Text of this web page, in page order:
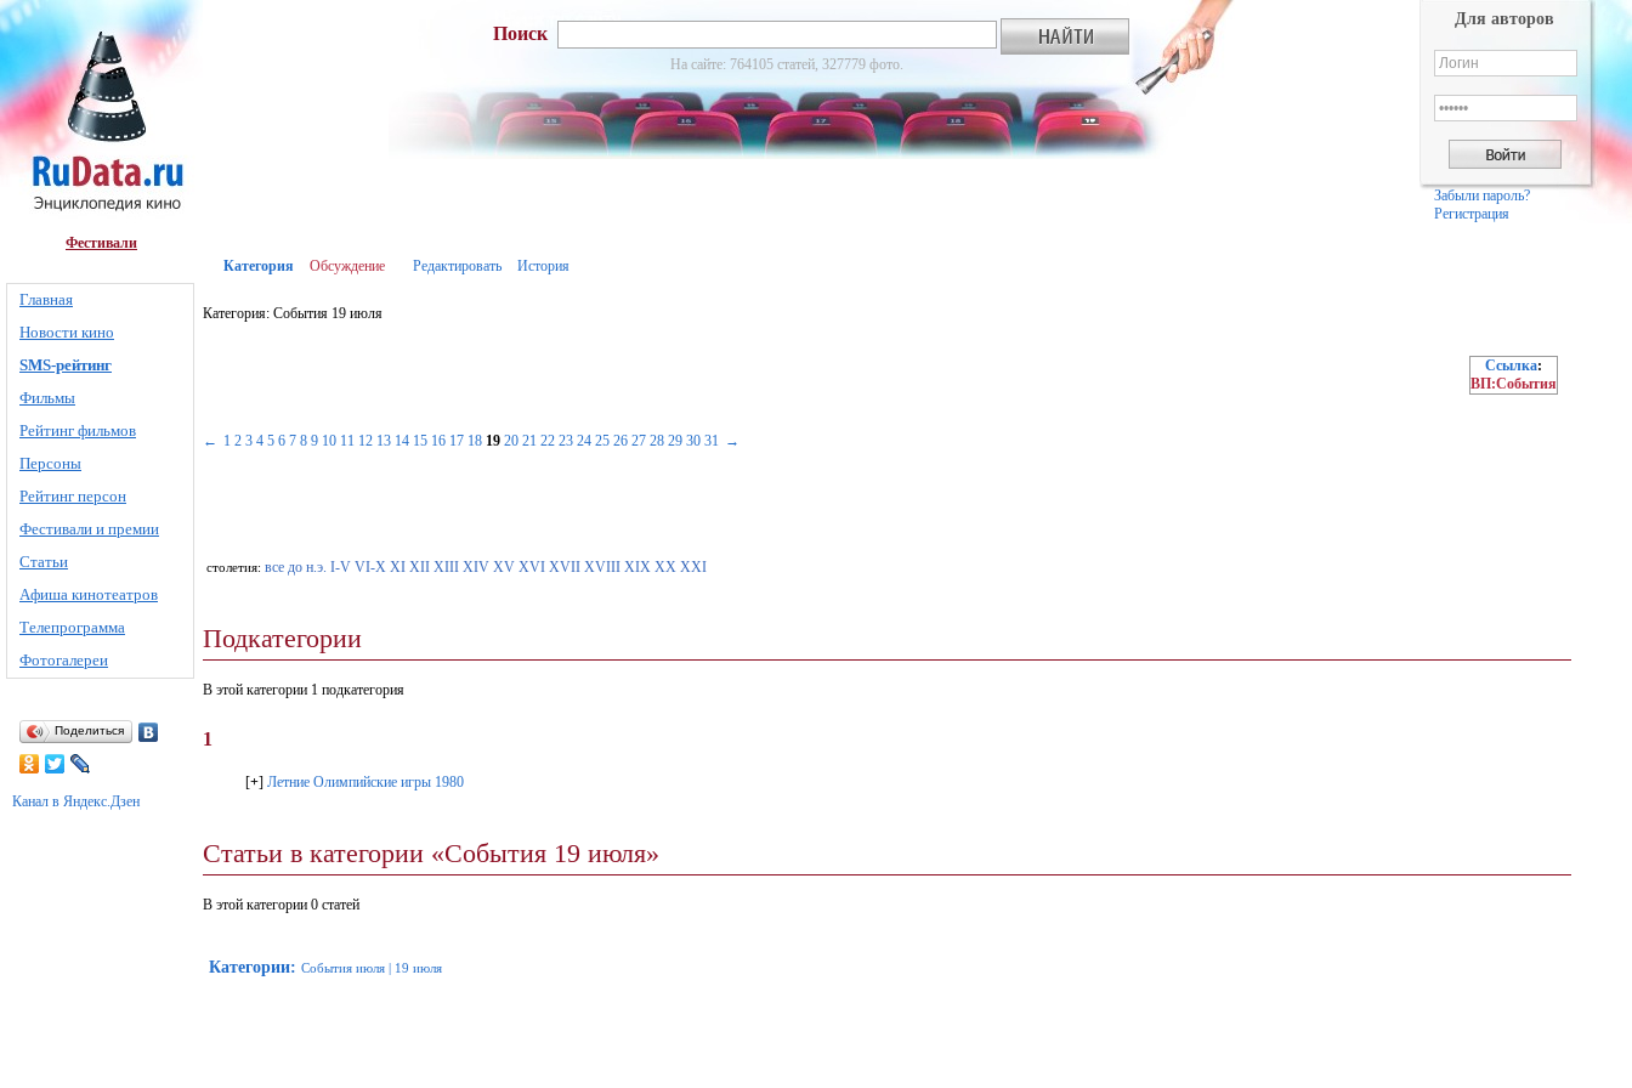
Фестивали
Главная
Новости кино
SMS-рейтинг
Фильмы
Рейтинг фильмов
Персоны
Рейтинг персон
Фестивали и премии
Статьи
Афиша кинотеатров
Телепрограмма
Фотогалереи
Поделиться
Канал в Яндекс.Дзен
Поиск
На сайте: 764105 статей, 327779 фото.
Для авторов
Забыли пароль?
Регистрация
Категория Обсуждение Редактировать История
Категория: События 19 июля
Ссылка:
ВП:События
← 1 2 3 4 5 6 7 8 9 10 11 12 13 14 15 16 17 18 19 20 21 22 23 24 25 26 27 28 29 30 31 →
столетия: все до н.э. I-V VI-X XI XII XIII XIV XV XVI XVII XVIII XIX XX XXI
Подкатегории
В этой категории 1 подкатегория
1
[+] Летние Олимпийские игры 1980
Статьи в категории «События 19 июля»
В этой категории 0 статей
Категории: События июля | 19 июля